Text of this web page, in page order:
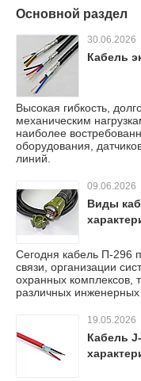
Основной раздел
30.06.2026
Кабель
Высокая гибкость,
механическим
наиболее
оборудования,
линий.
09.06.2026
Виды
Сегодня кабель П-296
связи, организации
охранных комплексов,
различных инженерных
19.05.2026
Кабель